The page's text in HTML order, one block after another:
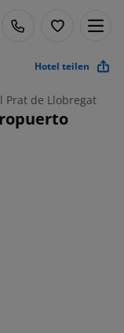
Hotel teilen
Prat de Llobregat